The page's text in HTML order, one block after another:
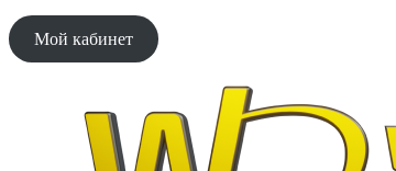
Мой кабинет